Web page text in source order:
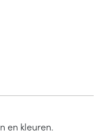
en kleuren.